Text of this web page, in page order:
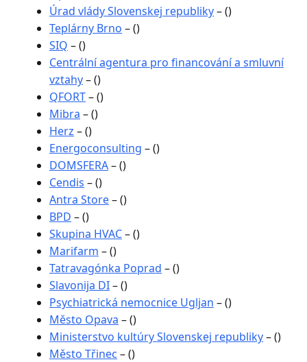
Úrad vlády Slovenskej republiky– ()
Teplárny Brno – ()
SIQ – ()
Centrální agentura pro financování a smluvní
vztahy– ()
QFORT– ()
Mibra – ()
Herz – ()
Energoconsulting – ()
DOMSFERA– ()
Cendis – ()
Antra Store– ()
BPD – ()
Skupina HVAC– ()
Marifarm – ()
Tatravagónka Poprad – ()
Slavonija DI– ()
Psychiatrická nemocnice Ugljan – ()
Město Opava – ()
Ministerstvo kultúry Slovenskej republiky– ()
Město Třinec – ()